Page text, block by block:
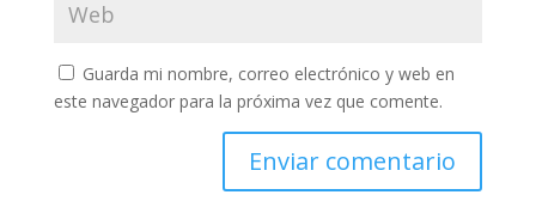
Guarda mi nombre, correo electrónico y web en
este navegador para la próxima vez que comente.